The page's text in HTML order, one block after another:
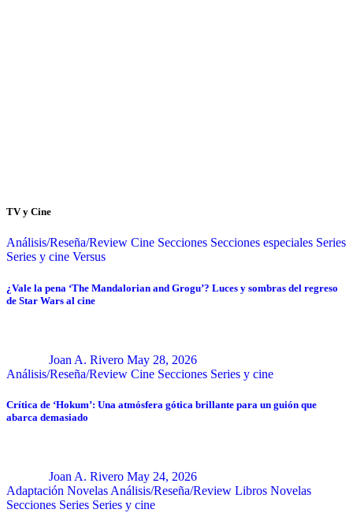
TV y Cine
Análisis/Reseña/Review Cine Secciones Secciones especiales Series
Series y cine Versus
¿Vale la pena ‘The Mandalorian and Grogu’? Luces y sombras del regreso
de Star Wars al cine
Joan A. Rivero May 28, 2026
Análisis/Reseña/Review Cine Secciones Series y cine
Crítica de ‘Hokum’: Una atmósfera gótica brillante para un guión que
abarca demasiado
Joan A. Rivero May 24, 2026
Adaptación Novelas Análisis/Reseña/Review Libros Novelas
Secciones Series Series y cine